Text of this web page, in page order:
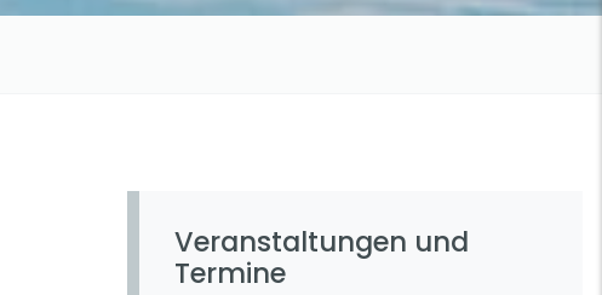
Veranstaltungen und
Termine